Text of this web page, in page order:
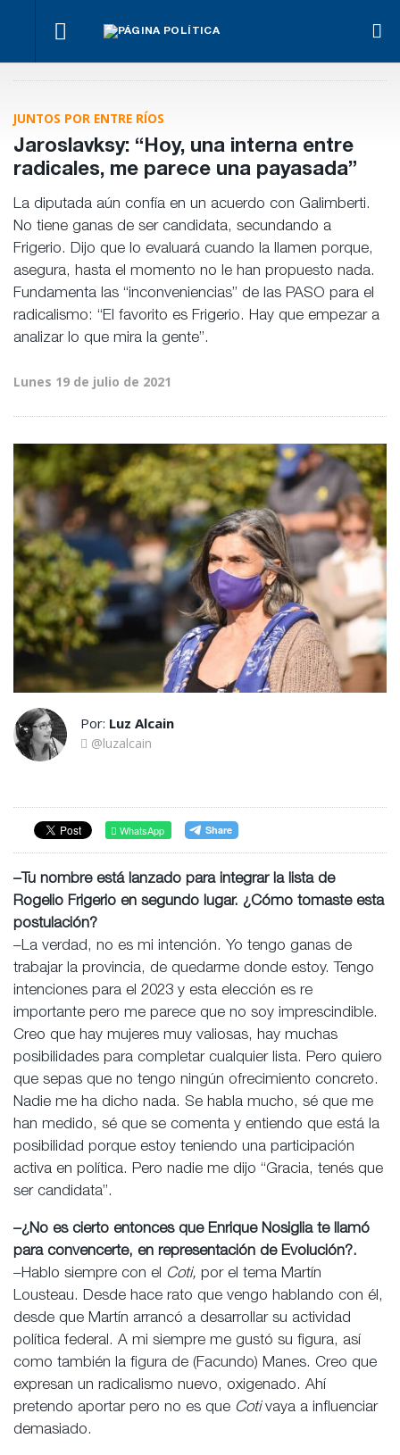
Hacer lo
difícil
El
oficialismo
la reforma
con el
Para Bahl, la
gestión
JUNTOS POR ENTRE RÍOS
Jaroslavksy: “Hoy, una interna entre
radicales, me parece una payasada”
La diputada aún confía en un acuerdo con Galimberti.
No tiene ganas de ser candidata, secundando a
Frigerio. Dijo que lo evaluará cuando la llamen porque,
asegura, hasta el momento no le han propuesto nada.
Fundamenta las “inconveniencias” de las PASO para el
radicalismo: “El favorito es Frigerio. Hay que empezar a
analizar lo que mira la gente”.
Lunes 19 de julio de 2021
Por: Luz Alcain
@luzalcain
WhatsApp
–Tu nombre está lanzado para integrar la lista de
Rogelio Frigerio en segundo lugar. ¿Cómo tomaste esta
postulación?
–La verdad, no es mi intención. Yo tengo ganas de
trabajar la provincia, de quedarme donde estoy. Tengo
intenciones para el 2023 y esta elección es re
importante pero me parece que no soy imprescindible.
Creo que hay mujeres muy valiosas, hay muchas
posibilidades para completar cualquier lista. Pero quiero
que sepas que no tengo ningún ofrecimiento concreto.
Nadie me ha dicho nada. Se habla mucho, sé que me
han medido, sé que se comenta y entiendo que está la
posibilidad porque estoy teniendo una participación
activa en política. Pero nadie me dijo “Gracia, tenés que
ser candidata”.
–¿No es cierto entonces que Enrique Nosiglia te llamó
para convencerte, en representación de Evolución?.
–Hablo siempre con el Coti, por el tema Martín
Lousteau. Desde hace rato que vengo hablando con él,
desde que Martín arrancó a desarrollar su actividad
política federal. A mi siempre me gustó su figura, así
como también la figura de (Facundo) Manes. Creo que
expresan un radicalismo nuevo, oxigenado. Ahí
pretendo aportar pero no es que Cotivaya a influenciar
demasiado.